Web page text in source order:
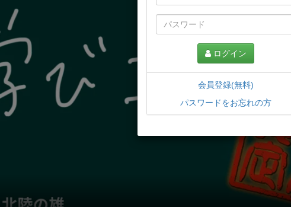
ログイン
会員登録(無料)
パスワードをお忘れの方